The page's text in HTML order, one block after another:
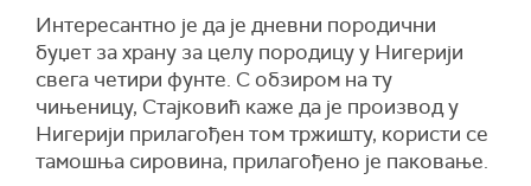
Интересантно је да је дневни породични
буџет за храну за целу породицу у Нигерији
свега четири фунте. С обзиром на ту
чињеницу, Стајковић каже да је производ у
Нигерији прилагођен том тржишту, користи се
тамошња сировина, прилагођено је паковање.